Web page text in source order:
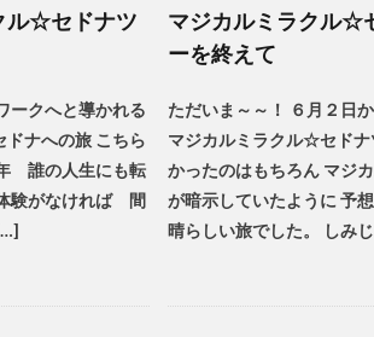
ル☆セドナツ
ークへと導かれる
ナへの旅 こちら
誰の人生にも転
験がなければ 間
マジカルミラクル
ーを終えて
ただいま～～！ ６月２日
マジカルミラクル☆セドナ
かったのはもちろん マジ
が暗示していたように 予
晴らしい旅でした。 しみ